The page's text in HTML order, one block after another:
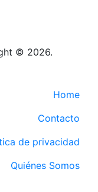
© 2026.
Home
Contacto
de privacidad
Quiénes Somos